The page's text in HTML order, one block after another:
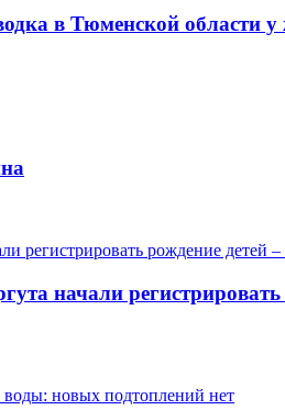
в Тюменской области
начали